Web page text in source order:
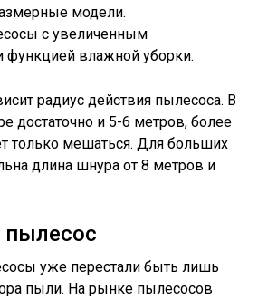
модели.
с увеличенным
функцией влажной уборки.
радиус действия пылесоса. В
достаточно и 5-6 метров, более
только мешаться. Для больших
длина шнура от 8 метров и
пылесос
уже перестали быть лишь
пыли. На рынке пылесосов